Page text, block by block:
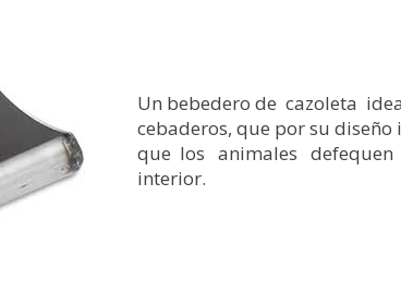
Un bebedero de cazoleta
cebaderos, que por su diseño
que los animales defequen
interior.